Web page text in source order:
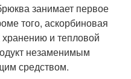
занимает первое
того, аскорбиновая
хранению и тепловой
незаменимым
средством.